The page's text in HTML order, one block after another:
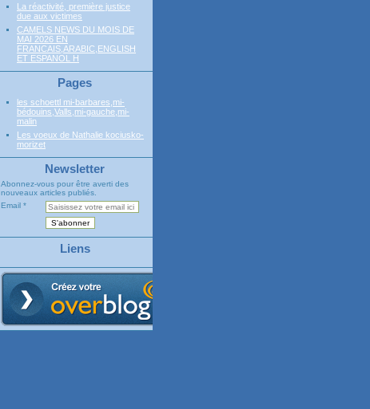
La réactivité, première justice
due aux victimes
CAMELS NEWS DU MOIS DE
MAI 2026 EN
FRANCAIS,ARABIC,ENGLISH
ET ESPANOL H
Pages
les schoettl mi-barbares,mi-
bédouins,Valls,mi-gauche,mi-
malin
Les voeux de Nathalie kociusko-
morizet
Newsletter
Abonnez-vous pour être averti des
nouveaux articles publiés.
Email
Liens